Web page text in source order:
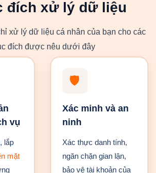
đích xử lý dữ liệu
xử lý dữ liệu cá nhân của bạn cho các
đích được nêu dưới đây
vụ
lắp
mặt
🛡
Xác minh và an
ninh
Xác thực danh tính,
ngăn chặn gian lận,
bảo vệ tài khoản của